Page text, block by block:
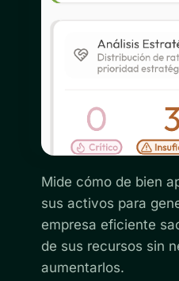
Mide cómo de bien
sus activos para
empresa eficiente
de sus recursos sin
aumentarlos.